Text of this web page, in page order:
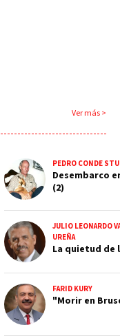
Ver más >
PEDRO CONDE
Desembarco
(2)
JULIO LEONARDO
UREÑA
La quietud de
FARID KURY
"Morir en